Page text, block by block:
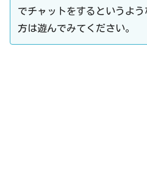
でチャットをするというよう
方は遊んでみてください。